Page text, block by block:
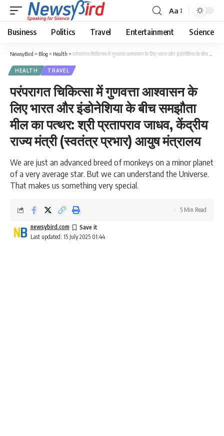
Aa
Business Politics Travel Entertainment Science
NewsyBird > Blog > Health > परंपरागत चिकित्सा में गुणवत्ता आश्वासन के लिए भारत और इंडोनेशिया के बीच समझौता मील का पत्थर: श्री प्रतापराव जाधव, केंद्रीय राज्य मंत्री (स्वतंत्र प्रभार) आयुष मंत्रालय
HEALTH TRAVEL
परंपरागत चिकित्सा में गुणवत्ता आश्वासन के
लिए भारत और इंडोनेशिया के बीच समझौता
मील का पत्थर: श्री प्रतापराव जाधव, केंद्रीय
राज्य मंत्री (स्वतंत्र प्रभार) आयुष मंत्रालय
We are just an advanced breed of monkeys on a minor planet
of a very average star. But we can understand the Universe.
That makes us something very special.
Last updated: 15 July 2025 01:44
newsybird.com
5 Min Read